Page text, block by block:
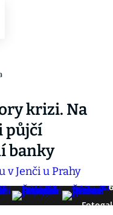
krizi. Na
půjčí
banky
6